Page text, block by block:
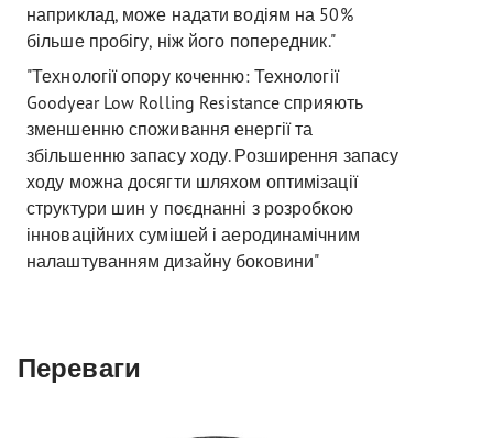
наприклад, може надати водіям на 50%
більше пробігу, ніж його попередник."
"Технології опору коченню: Технології
Goodyear Low Rolling Resistance сприяють
зменшенню споживання енергії та
збільшенню запасу ходу. Розширення запасу
ходу можна досягти шляхом оптимізації
структури шин у поєднанні з розробкою
інноваційних сумішей і аеродинамічним
налаштуванням дизайну боковини"
Переваги